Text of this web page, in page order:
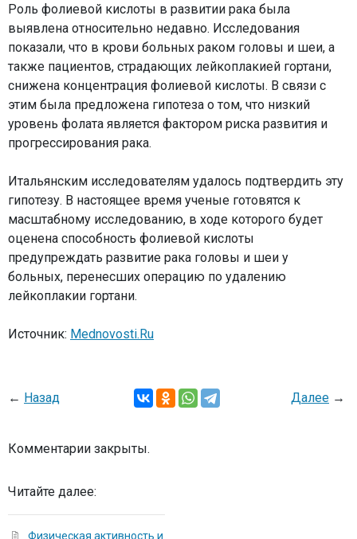
Роль фолиевой кислоты в развитии рака была
выявлена относительно недавно. Исследования
показали, что в крови больных раком головы и шеи, а
также пациентов, страдающих лейкоплакией гортани,
снижена концентрация фолиевой кислоты. В связи с
этим была предложена гипотеза о том, что низкий
уровень фолата является фактором риска развития и
прогрессирования рака.
Итальянским исследователям удалось подтвердить эту
гипотезу. В настоящее время ученые готовятся к
масштабному исследованию, в ходе которого будет
оценена способность фолиевой кислоты
предупреждать развитие рака головы и шеи у
больных, перенесших операцию по удалению
лейкоплакии гортани.
Источник: Mednovosti.Ru
← Назад Далее →
Комментарии закрыты.
Читайте далее:
Физическая активность и